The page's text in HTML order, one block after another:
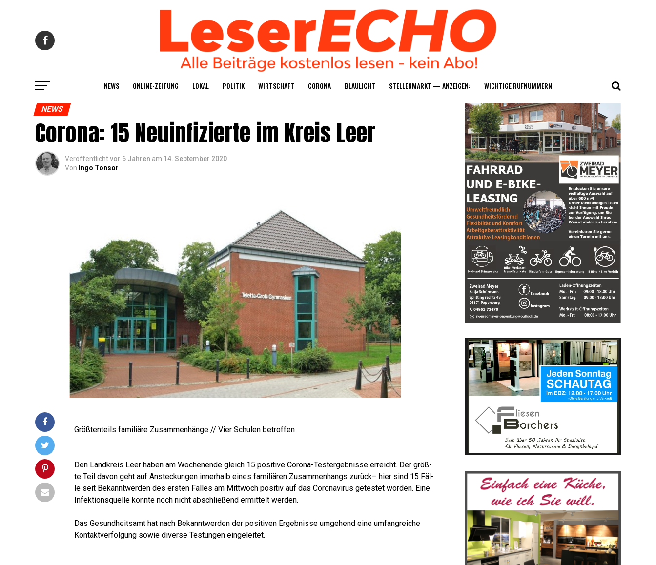
NEWS ONLINE-ZEI­TUNG LOKAL POLI­TIK WIRT­SCHAFT CORO­NA BLAU­LICHT STEL­LEN­MARKT — ANZEIGEN: WICH­TI­GE RUFNUMMERN
NEWS
Coro­na: 15 Neu­in­fi­zier­te im Kreis Leer
Veröffentlichtvor 6 Jahren am 14. September 2020
Von Ingo Tonsor
Größ­ten­teils fami­liä­re Zusam­men­hän­ge // Vier Schu­len betroffen
Den Land­kreis Leer haben am Wochen­en­de gleich 15 posi­ti­ve Coro­na-Test­ergeb­nis­se erreicht. Der größ­
te Teil davon geht auf Anste­ckun­gen inner­halb eines fami­liä­ren Zusam­men­hangs zurück– hier sind 15 Fäl­
le seit Bekannt­wer­den des ers­ten Fal­les am Mitt­woch posi­tiv auf das Coro­na­vi­rus getes­tet wor­den. Eine
Infek­ti­ons­quel­le konn­te noch nicht abschlie­ßend ermit­telt werden.
Das Gesund­heits­amt hat nach Bekannt­wer­den der posi­ti­ven Ergeb­nis­se umge­hend eine umfang­rei­che
Kon­takt­ver­fol­gung sowie diver­se Tes­tun­gen eingeleitet.